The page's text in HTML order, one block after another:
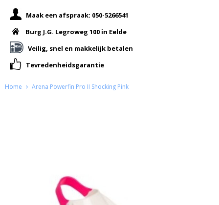
Maak een afspraak: 050-5266541
Burg J.G. Legroweg 100 in Eelde
Veilig, snel en makkelijk betalen
Tevredenheidsgarantie
Home Arena Powerfin Pro II Shocking Pink